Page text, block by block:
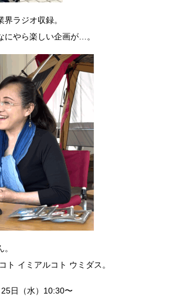
ラジオ収録。
にやら楽しい企画が…。
ト イミアルコト ウミダス。
日（水）10:30〜